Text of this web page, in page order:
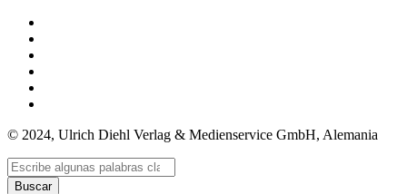
© 2024, Ulrich Diehl Verlag & Medienservice GmbH, Alemania
Buscar